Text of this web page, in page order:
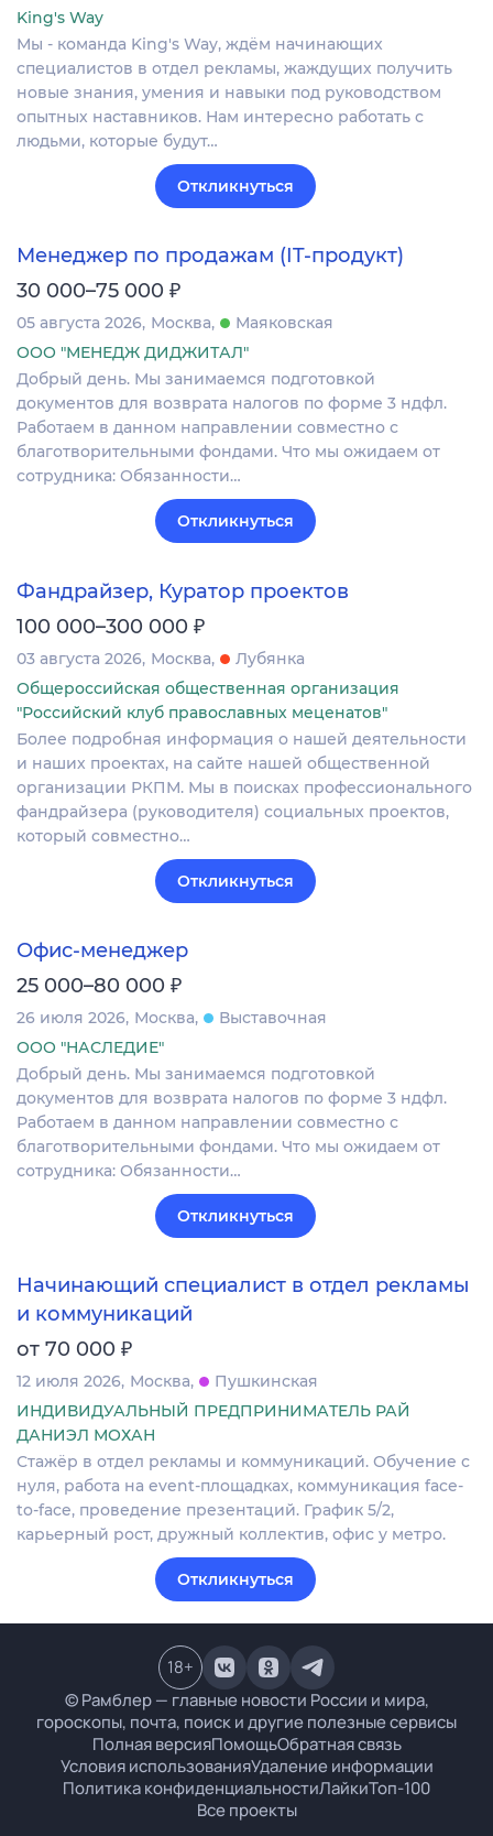
King's Way
Мы - команда King's Way, ждём начинающих
специалистов в отдел рекламы, жаждущих получить
новые знания, умения и навыки под руководством
опытных наставников. Нам интересно работать с
людьми, которые будут…
Откликнуться
Менеджер по продажам (IT-продукт)
30 000–75 000 ₽
05 августа 2026 Москва
Маяковская
ООО "МЕНЕДЖ ДИДЖИТАЛ"
Добрый день. Мы занимаемся подготовкой
документов для возврата налогов по форме 3 ндфл.
Работаем в данном направлении совместно с
благотворительными фондами. Что мы ожидаем от
сотрудника: Обязанности…
Откликнуться
Фандрайзер, Куратор проектов
100 000–300 000 ₽
03 августа 2026 Москва
Лубянка
Общероссийская общественная организация
"Российский клуб православных меценатов"
Более подробная информация о нашей деятельности
и наших проектах, на сайте нашей общественной
организации РКПМ. Мы в поисках профессионального
фандрайзера (руководителя) социальных проектов,
который совместно…
Откликнуться
Офис-менеджер
25 000–80 000 ₽
26 июля 2026 Москва
Выставочная
ООО "НАСЛЕДИЕ"
Добрый день. Мы занимаемся подготовкой
документов для возврата налогов по форме 3 ндфл.
Работаем в данном направлении совместно с
благотворительными фондами. Что мы ожидаем от
сотрудника: Обязанности…
Откликнуться
Начинающий специалист в отдел рекламы
и коммуникаций
от 70 000 ₽
12 июля 2026 Москва
Пушкинская
ИНДИВИДУАЛЬНЫЙ ПРЕДПРИНИМАТЕЛЬ РАЙ
ДАНИЭЛ МОХАН
Стажёр в отдел рекламы и коммуникаций. Обучение с
нуля, работа на event-площадках, коммуникация face-
to-face, проведение презентаций. График 5/2,
карьерный рост, дружный коллектив, офис у метро.
Откликнуться
© Рамблер — главные новости России и мира,
гороскопы, почта, поиск и другие полезные сервисы
Полная версияПомощьОбратная связь
Условия использованияУдаление информации
Политика конфиденциальностиЛайкиТоп-100
Все проекты
18+